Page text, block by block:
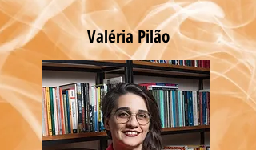
Valéria Pilão